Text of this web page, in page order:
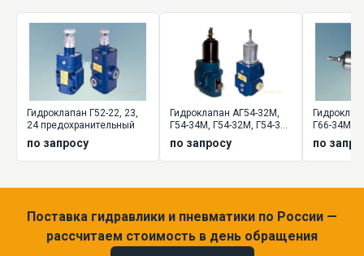
Гидроклапан Г52-22, 23,
24 предохранительный
по запросу
Гидроклапан АГ54-32М,
Г54-34М, Г54-32М, Г54-34,
по запросу
Г66-34М,
по
Поставка гидравлики и пневматики по России —
рассчитаем стоимость в день обращения